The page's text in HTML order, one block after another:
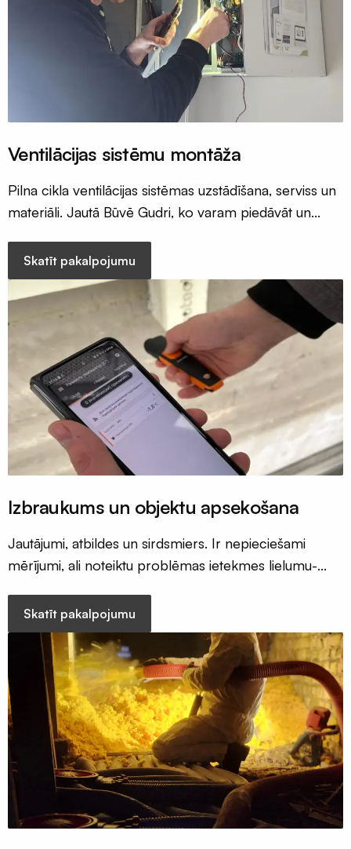
Ventilācijas sistēmu montāža
Pilna cikla ventilācijas sistēmas uzstādīšana, serviss un
materiāli. Jautā Būvē Gudri, ko varam piedāvāt un
Skatīt pakalpojumu
Izbraukums un objektu apsekošana
Jautājumi, atbildes un sirdsmiers. Ir nepieciešami
mērījumi, ali noteiktu problēmas ietekmes lielumu-
Skatīt pakalpojumu
profili
sieti
ALU/HD-
Manšetes
Putnu
Gaisvadi
un
kolektori
Ventilācijas
restes
un
pieplūdes
Difuzora
pieslēgumu
resīveri
Rekuperatori
Centralizēta
rekuperācija
Decentralizēta
rekuperācija
Kondicionieri
siltumsūkņi